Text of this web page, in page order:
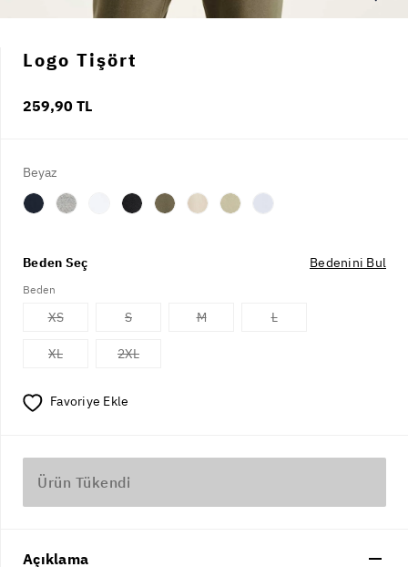
Logo Tişört
259,90 TL
Beyaz
Beden Seç Bedenini Bul
Beden
XS S M L
XL 2XL
Favoriye Ekle
Ürün Tükendi
Açıklama